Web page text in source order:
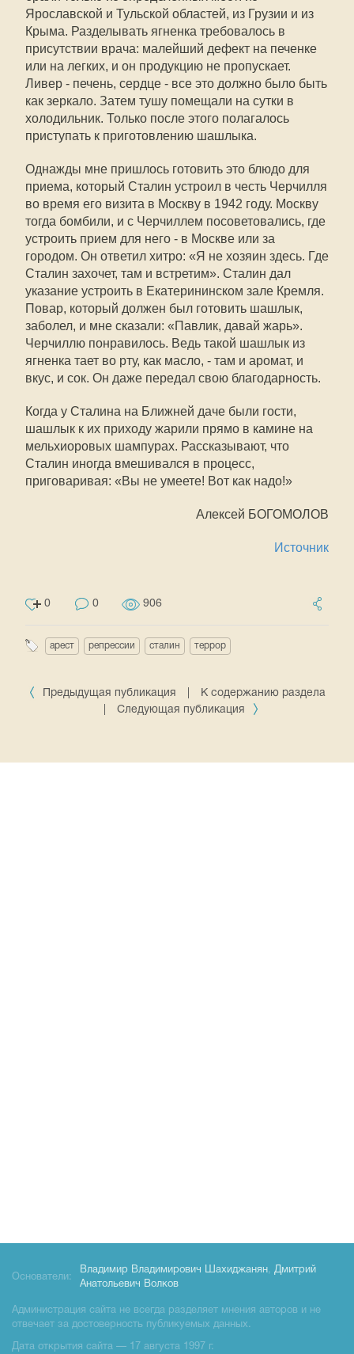
Ярославской и Тульской областей, из Грузии и из
Крыма. Разделывать ягненка требовалось в
присутствии врача: малейший дефект на печенке
или на легких, и он продукцию не пропускает.
Ливер - печень, сердце - все это должно было быть
как зеркало. Затем тушу помещали на сутки в
холодильник. Только после этого полагалось
приступать к приготовлению шашлыка.
Однажды мне пришлось готовить это блюдо для
приема, который Сталин устроил в честь Черчилля
во время его визита в Москву в 1942 году. Москву
тогда бомбили, и с Черчиллем посоветовались, где
устроить прием для него - в Москве или за
городом. Он ответил хитро: «Я не хозяин здесь. Где
Сталин захочет, там и встретим». Сталин дал
указание устроить в Екатерининском зале Кремля.
Повар, который должен был готовить шашлык,
заболел, и мне сказали: «Павлик, давай жарь».
Черчиллю понравилось. Ведь такой шашлык из
ягненка тает во рту, как масло, - там и аромат, и
вкус, и сок. Он даже передал свою благодарность.
Когда у Сталина на Ближней даче были гости,
шашлык к их приходу жарили прямо в камине на
мельхиоровых шампурах. Рассказывают, что
Сталин иногда вмешивался в процесс,
приговаривая: «Вы не умеете! Вот как надо!»
Алексей БОГОМОЛОВ
Источник
0 0 906
арест репрессии сталин террор
Предыдущая публикация
К содержанию раздела
Следующая публикация
Основатели:
Владимир Владимирович Шахиджанян, Дмитрий
Анатольевич Волков
Администрация сайта не всегда разделяет мнения авторов и не
отвечает за достоверность публикуемых данных.
Дата открытия сайта — 17 августа 1997 г.